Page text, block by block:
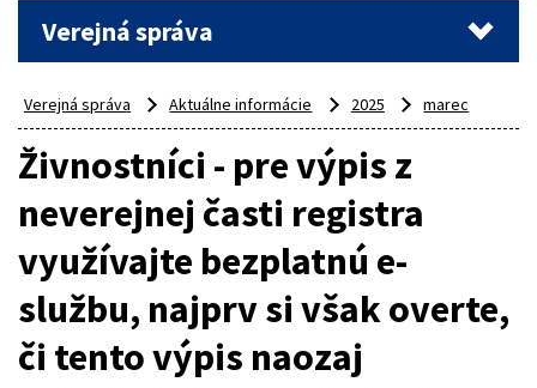
Verejná správa
Verejná správa Aktuálne informácie 2025 marec
Živnostníci - pre výpis z
neverejnej časti registra
využívajte bezplatnú e-
službu, najprv si však overte,
či tento výpis naozaj